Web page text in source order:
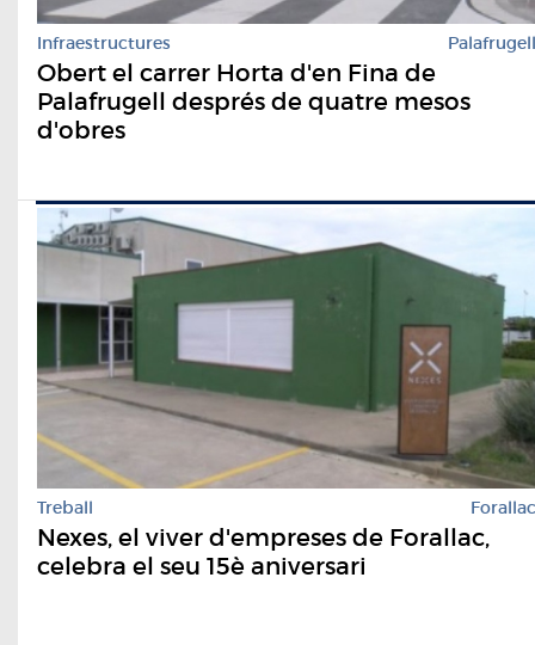
Infraestructures Palafrugell
Obert el carrer Horta d'en Fina de
Palafrugell després de quatre mesos
d'obres
Treball Forallac
Nexes, el viver d'empreses de Forallac,
celebra el seu 15è aniversari